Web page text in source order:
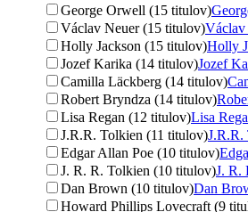
George Orwell (15 titulov)
Václav Neuer (15 titulov)Václav
Holly Jackson (15 titulov)Holly
Jozef Karika (14 titulov)Jozef
Camilla Läckberg (14 titulov)
Robert Bryndza (14 titulov)
Lisa Regan (12 titulov)Lisa
J.R.R. Tolkien (11 titulov)J.R.R.
Edgar Allan Poe (10 titulov)
J. R. R. Tolkien (10 titulov)J. R.
Dan Brown (10 titulov)Dan
Howard Phillips Lovecraft (9